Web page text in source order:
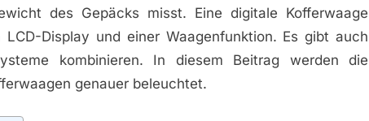
des Gepäcks misst. Eine digitale Kofferwaage
Display und einer Waagenfunktion. Es gibt auch
kombinieren. In diesem Beitrag werden die
genauer beleuchtet.